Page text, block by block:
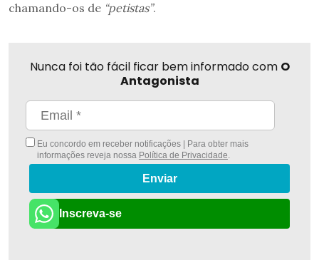
chamando-os de “petistas”.
Nunca foi tão fácil ficar bem informado com O
Antagonista
Eu concordo em receber notificações | Para obter mais
informações reveja nossa Política de Privacidade.
Enviar
Inscreva-se